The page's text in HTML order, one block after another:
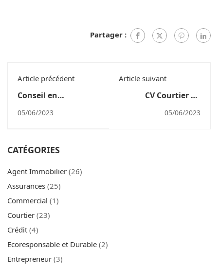
Partager :
Article précédent
Conseil en
conditions et
précautions à
prendre ?
05/06/2023
Article suivant
CV Courtier en
05/06/2023
CATÉGORIES
Agent Immobilier (26)
Assurances (25)
Commercial (1)
Courtier (23)
Crédit (4)
Ecoresponsable et Durable (2)
Entrepreneur (3)